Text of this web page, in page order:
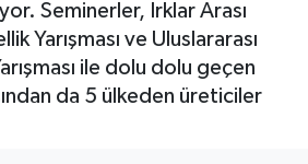
Seminerler, Irklar Arası
Yarışması ve Uluslararası
ile dolu dolu geçen
da 5 ülkeden üreticiler